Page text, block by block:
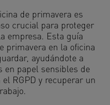
de primavera es
crucial para proteger
empresa. Esta guía
primavera en la oficina
ayudándote a
en papel sensibles de
RGPD y recuperar un